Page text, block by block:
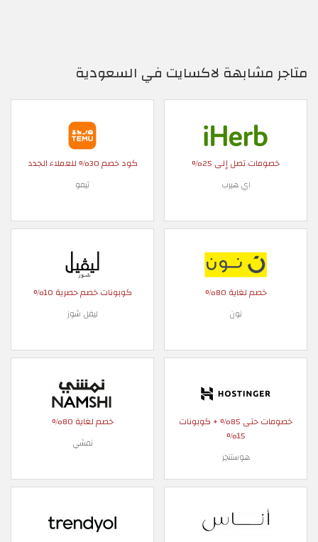
متاجر مشابهة لاكسايت في السعودية
خصومات تصل إلى 25%
اي هيرب
كود خصم 30% للعملاء الجدد
تيمو
خصم لغاية 80%
نون
كوبونات خصم حصرية 10%
ليفل شوز
خصومات حتى 85% + كوبونات
15%
هوستنجر
خصم لغاية 80%
نمشي